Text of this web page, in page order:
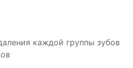
каждой группы зубов